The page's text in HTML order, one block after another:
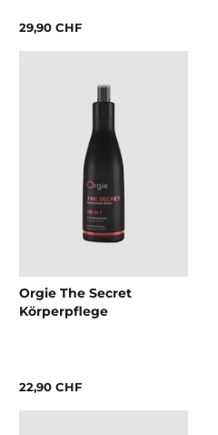
29,90 CHF
Orgie The Secret
Körperpflege
22,90 CHF